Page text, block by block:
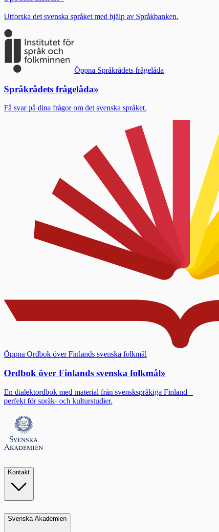
Utforska det svenska språket med hjälp av Språkbanken.
Öppna Språkrådets frågelåda
Språkrådets frågelåda»
Få svar på dina frågor om det svenska språket.
Öppna Ordbok över Finlands svenska folkmål
Ordbok över Finlands svenska folkmål»
En dialektordbok med material från svenskspråkiga Finland –
perfekt för språk- och kulturstudier.
Kontakt
Svenska Akademien